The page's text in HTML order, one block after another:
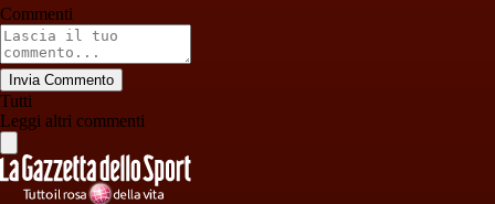
Commenti
Invia Commento
Tutti
Leggi altri commenti